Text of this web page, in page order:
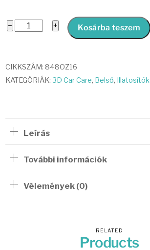
−
Jasmine
+ Kosárba teszem
CIKKSZÁM:848OZ16
KATEGÓRIÁK:3D Car Care, Belső, Illatosítók
Leírás
További információk
Vélemények (0)
RELATED
Products